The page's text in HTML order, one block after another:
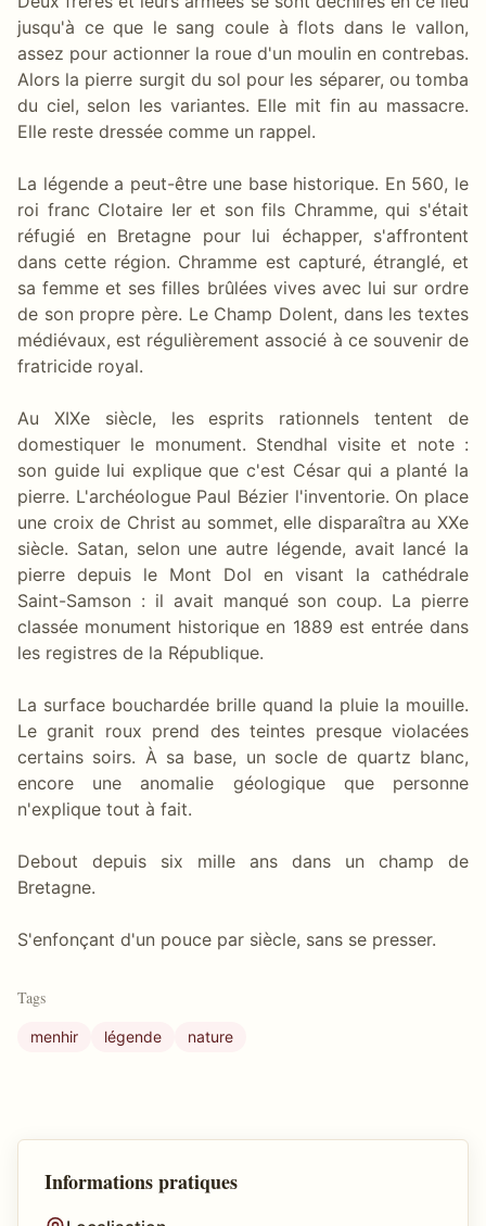
jusqu'à ce que le sang coule à flots dans le vallon,
assez pour actionner la roue d'un moulin en contrebas.
Alors la pierre surgit du sol pour les séparer, ou tomba
du ciel, selon les variantes. Elle mit fin au massacre.
Elle reste dressée comme un rappel.
La légende a peut-être une base historique. En 560, le
roi franc Clotaire Ier et son fils Chramme, qui s'était
réfugié en Bretagne pour lui échapper, s'affrontent
dans cette région. Chramme est capturé, étranglé, et
sa femme et ses filles brûlées vives avec lui sur ordre
de son propre père. Le Champ Dolent, dans les textes
médiévaux, est régulièrement associé à ce souvenir de
fratricide royal.
Au XIXe siècle, les esprits rationnels tentent de
domestiquer le monument. Stendhal visite et note :
son guide lui explique que c'est César qui a planté la
pierre. L'archéologue Paul Bézier l'inventorie. On place
une croix de Christ au sommet, elle disparaîtra au XXe
siècle. Satan, selon une autre légende, avait lancé la
pierre depuis le Mont Dol en visant la cathédrale
Saint-Samson : il avait manqué son coup. La pierre
classée monument historique en 1889 est entrée dans
les registres de la République.
La surface bouchardée brille quand la pluie la mouille.
Le granit roux prend des teintes presque violacées
certains soirs. À sa base, un socle de quartz blanc,
encore une anomalie géologique que personne
n'explique tout à fait.
Debout depuis six mille ans dans un champ de
Bretagne.
S'enfonçant d'un pouce par siècle, sans se presser.
Tags
menhir légende nature
Informations pratiques